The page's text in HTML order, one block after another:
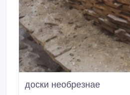
доски необрезнае